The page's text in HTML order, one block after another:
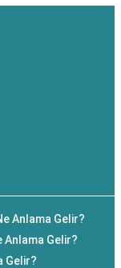
Anlama Gelir?
Anlama Gelir?
Gelir?